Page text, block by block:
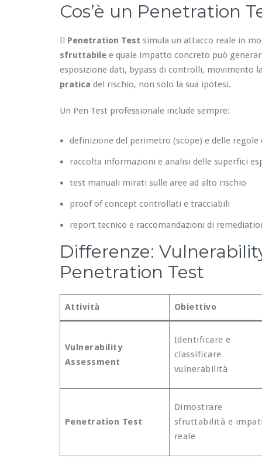
Cos’è un Penetration
Il Penetration Test simula un attacco reale in
sfruttabile e quale impatto concreto può
esposizione dati, bypass di controlli, movimento
pratica del rischio, non solo la sua ipotesi.
Un Pen Test professionale include sempre:
definizione del perimetro (scope) e delle regole
raccolta informazioni e analisi delle superfici
test manuali mirati sulle aree ad alto rischio
proof of concept controllati e tracciabili
report tecnico e raccomandazioni di
Differenze:
Penetration Test
Attività Obiettivo
Vulnerability
Assessment
Identificare e
classificare
vulnerabilità
Penetration Test
Dimostrare
sfruttabilità e
reale